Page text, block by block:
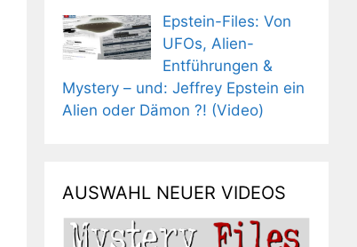
Epstein-Files: Von
UFOs, Alien-
Entführungen &
Mystery – und: Jeffrey Epstein ein
Alien oder Dämon ?! (Video)
AUSWAHL NEUER VIDEOS